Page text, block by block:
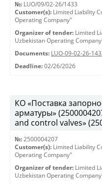
№: LUO/09/02-26/1433
Customer(s): Limited Liability
Operating Company"
Organizer of tender: Limited
Uzbekistan Operating
Documents: LUO-09-02-26-
Deadline: 02/26/2026
КО «Поставка
арматуры»
and control valves»
№: 2500004207
Customer(s): Limited Liability
Operating Company"
Organizer of tender: Limited
Uzbekistan Operating